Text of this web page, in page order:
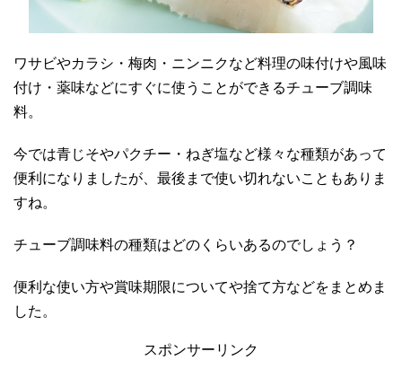
ワサビやカラシ・梅肉・ニンニクなど料理の味付けや風味
付け・薬味などにすぐに使うことができるチューブ調味
料。
今では青じそやパクチー・ねぎ塩など様々な種類があって
便利になりましたが、最後まで使い切れないこともありま
すね。
チューブ調味料の種類はどのくらいあるのでしょう？
便利な使い方や賞味期限についてや捨て方などをまとめま
した。
スポンサーリンク